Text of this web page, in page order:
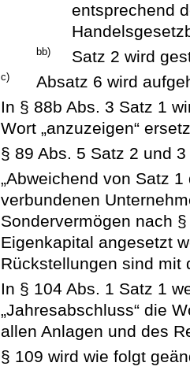
entsprechend
bb) Satz 2 wird
c) Absatz 6 wird
In § 88b Abs. 3 Satz 1
Wort „anzuzeigen“
§ 89 Abs. 5 Satz 2 und
„Abweichend von Satz
verbundenen
Sondervermögen nach
Eigenkapital angesetzt
Rückstellungen sind mit
In § 104 Abs. 1 Satz 1
„Jahresabschluss“ die
allen Anlagen und des
§ 109 wird wie folgt